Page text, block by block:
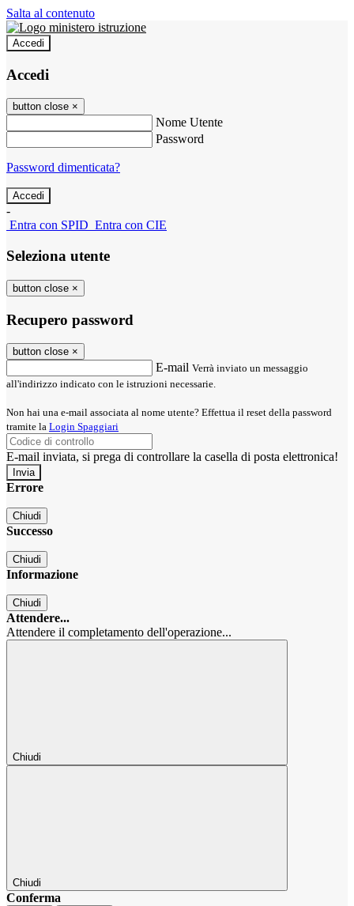
Salta al contenuto
Accedi
Accedi
button close ×
Nome Utente
Password
Password dimenticata?
-
Entra con SPID Entra con CIE
Seleziona utente
button close ×
Recupero password
button close ×
E-mail Verrà inviato un messaggio
all'indirizzo indicato con le istruzioni necessarie.
Non hai una e-mail associata al nome utente? Effettua il reset della password
tramite la Login Spaggiari
E-mail inviata, si prega di controllare la casella di posta elettronica!
Errore
Chiudi
Successo
Chiudi
Informazione
Chiudi
Attendere...
Attendere il completamento dell'operazione...
Chiudi
Chiudi
Conferma